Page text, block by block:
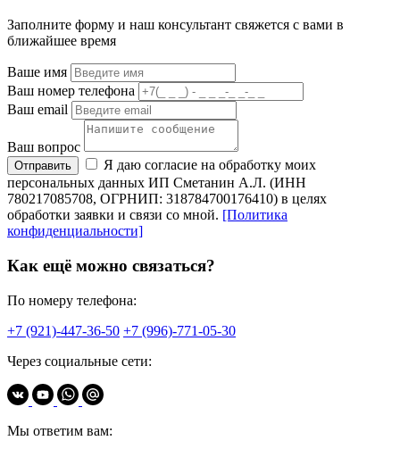
Заполните форму и наш консультант свяжется с вами в
ближайшее время
Ваше имя
Ваш номер телефона
Ваш email
Ваш вопрос
Отправить
Я даю согласие на обработку моих
персональных данных ИП Сметанин А.Л. (ИНН
780217085708, ОГРНИП: 318784700176410) в целях
обработки заявки и связи со мной. [Политика
конфиденциальности]
Как ещё можно связаться?
По номеру телефона:
+7 (921)-447-36-50 +7 (996)-771-05-30
Через социальные сети:
Мы ответим вам: